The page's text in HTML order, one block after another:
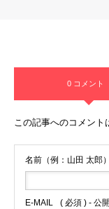
0 コメント
この記事へのコメント
名前（例：山田 太郎）
E-MAIL ( 必須 ) - 公